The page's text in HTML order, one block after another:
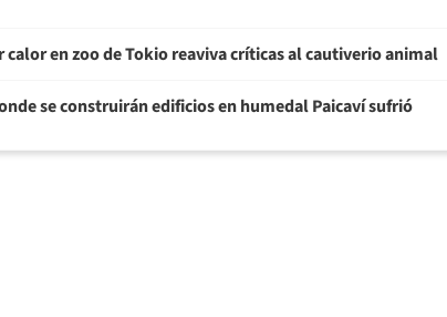
calor en zoo de Tokio reaviva críticas al cautiverio animal
se construirán edificios en humedal Paicaví sufrió